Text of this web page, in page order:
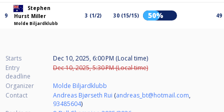
9
Stephen
Hurst Miller
Molde Biljardklubb
3 (1/2) 30 (15/15) 50% 49
Starts
Dec 10, 2025, 6:00 PM (Local time)
Entry
deadline
Dec 10, 2025, 5:30 PM (Local time)
Organizer
Molde Biljardklubb
Contact
Andreas Bjørseth Rui (andreas_bt@hotmail.com,
93485604)